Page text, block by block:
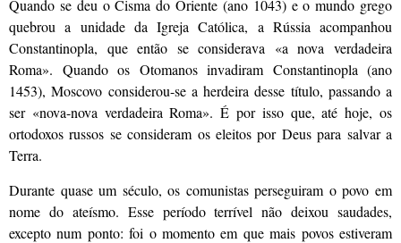
Quando se deu o Cisma do Oriente (ano 1043) e o mundo grego
quebrou a unidade da Igreja Católica, a Rússia acompanhou
Constantinopla, que então se considerava «a nova verdadeira
Roma». Quando os Otomanos invadiram Constantinopla (ano
1453), Moscovo considerou-se a herdeira desse título, passando a
ser «nova-nova verdadeira Roma». É por isso que, até hoje, os
ortodoxos russos se consideram os eleitos por Deus para salvar a
Terra.
Durante quase um século, os comunistas perseguiram o povo em
nome do ateísmo. Esse período terrível não deixou saudades,
excepto num ponto: foi o momento em que mais povos estiveram